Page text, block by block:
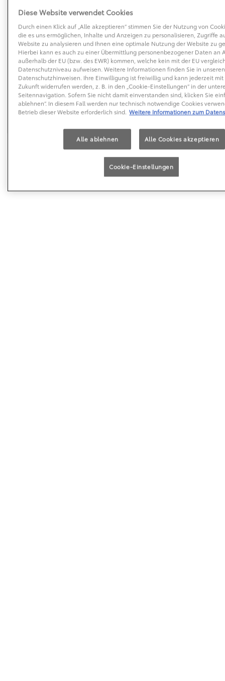
Diese Website verwendet Cookies
Durch einen Klick auf „Alle akzeptieren“ stimmen Sie der Nutzung von
die es uns ermöglichen, Inhalte und Anzeigen zu personalisieren, Zugriffe
Website zu analysieren und Ihnen eine optimale Nutzung der Website zu
Hierbei kann es auch zu einer Übermittlung personenbezogener Daten an
außerhalb der EU (bzw. des EWR) kommen, welche kein mit der EU
Datenschutzniveau aufweisen. Weitere Informationen finden Sie in unseren
Datenschutzhinweisen. Ihre Einwilligung ist freiwillig und kann jederzeit
Zukunft widerrufen werden, z. B. in den „Cookie-Einstellungen“ in der
Seitennavigation. Sofern Sie nicht damit einverstanden sind, klicken Sie
ablehnen“. In diesem Fall werden nur technisch notwendige Cookies
Betrieb dieser Website erforderlich sind. Weitere Informationen zum
Alle ablehnen Alle Cookies akzeptieren
Cookie-Einstellungen